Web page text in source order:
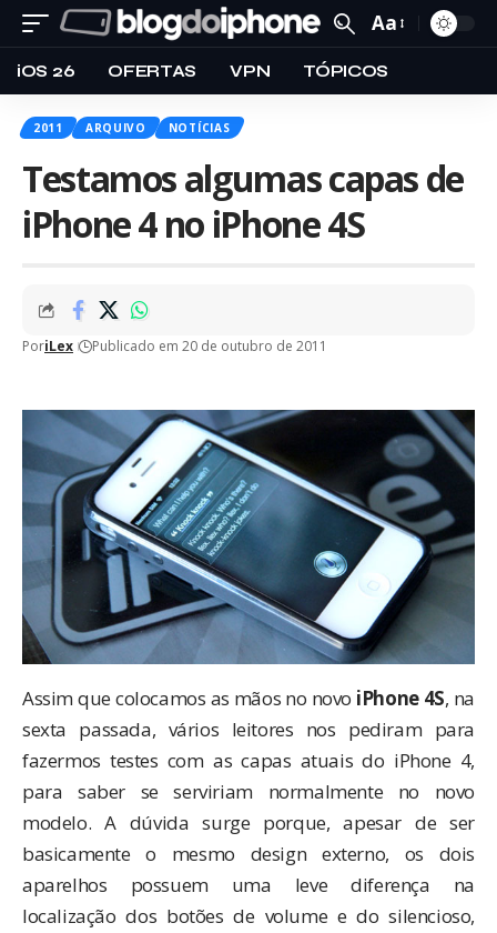
Aa
iOS 26 OFERTAS VPN TÓPICOS
2011 ARQUIVO NOTÍCIAS
Testamos algumas capas de
iPhone 4 no iPhone 4S
PoriLex Publicado em 20 de outubro de 2011
Assim que colocamos as mãos no novo iPhone 4S, na
sexta passada, vários leitores nos pediram para
fazermos testes com as capas atuais do iPhone 4,
para saber se serviriam normalmente no novo
modelo. A dúvida surge porque, apesar de ser
basicamente o mesmo design externo, os dois
aparelhos possuem uma leve diferença na
localização dos botões de volume e do silencioso,